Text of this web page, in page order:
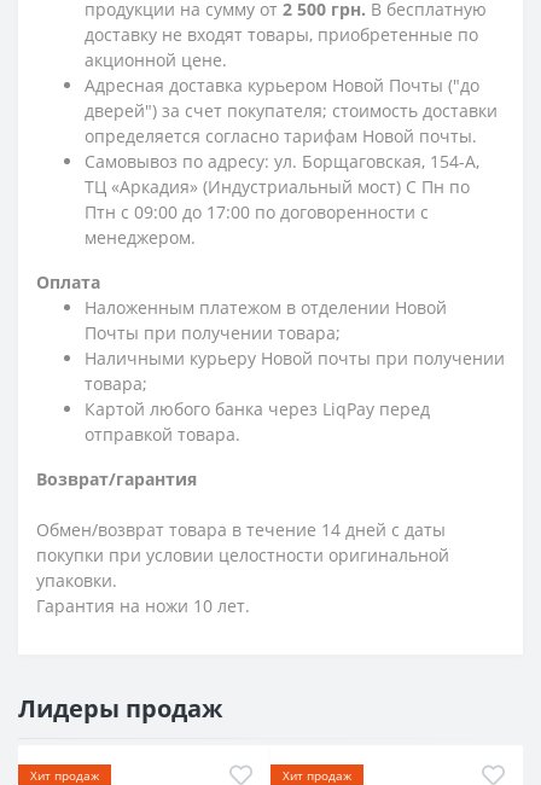
продукции на сумму от 2 500 грн. В бесплатную
доставку не входят товары, приобретенные по
акционной цене.
Адресная доставка курьером Новой Почты ("до
дверей") за счет покупателя; стоимость доставки
определяется согласно тарифам Новой почты.
Самовывоз по адресу: ул. Борщаговская, 154-А,
ТЦ «Аркадия» (Индустриальный мост) С Пн по
Птн с 09:00 до 17:00 по договоренности с
менеджером.
Оплата
Наложенным платежом в отделении Новой
Почты при получении товара;
Наличными курьеру Новой почты при получении
товара;
Картой любого банка через LiqPay перед
отправкой товара.
Возврат/гарантия
Обмен/возврат товара в течение 14 дней с даты
покупки при условии целостности оригинальной
упаковки.
Гарантия на ножи 10 лет.
Лидеры продаж
Хит продаж Хит продаж